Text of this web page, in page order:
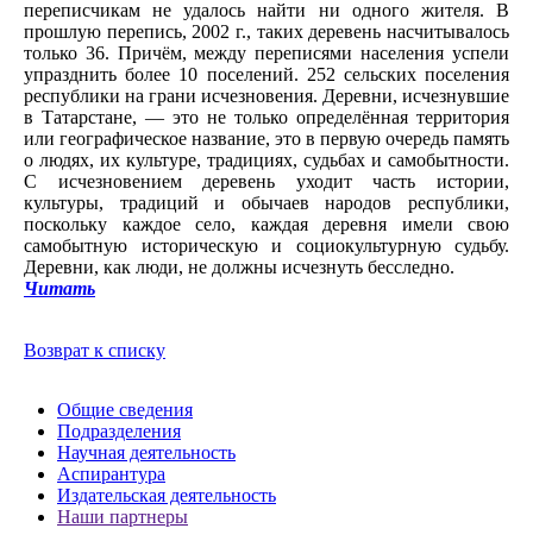
переписчикам не удалось найти ни одного жителя. В
прошлую перепись, 2002 г., таких деревень насчитывалось
только 36. Причём, между переписями населения успели
упразднить более 10 поселений. 252 сельских поселения
республики на грани исчезновения. Деревни, исчезнувшие
в Татарстане, — это не только определённая территория
или географическое название, это в первую очередь память
о людях, их культуре, традициях, судьбах и самобытности.
С исчезновением деревень уходит часть истории,
культуры, традиций и обычаев народов республики,
поскольку каждое село, каждая деревня имели свою
самобытную историческую и социокультурную судьбу.
Деревни, как люди, не должны исчезнуть бесследно.
Читать
Возврат к списку
Общие сведения
Подразделения
Научная деятельность
Аспирантура
Издательская деятельность
Наши партнеры